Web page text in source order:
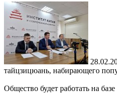
тайцзицюань, набирающего
Общество будет работать на